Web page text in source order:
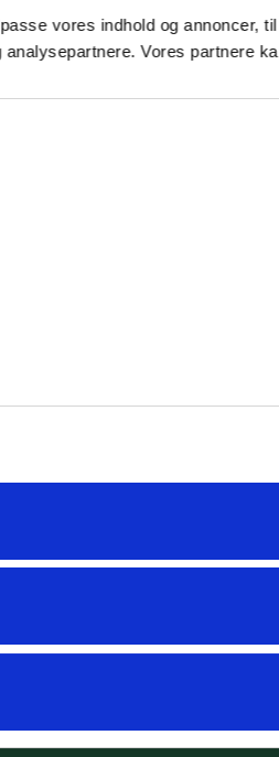
vores indhold og annoncer,
analysepartnere. Vores partnere